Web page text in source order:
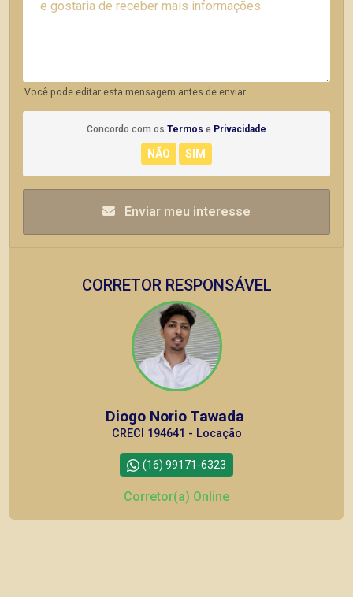
Você pode editar esta mensagem antes de enviar.
Concordo com os Termos e Privacidade
Enviar meu interesse
CORRETOR RESPONSÁVEL
Diogo Norio Tawada
CRECI 194641 - Locação
(16) 99171-6323
Corretor(a) Online